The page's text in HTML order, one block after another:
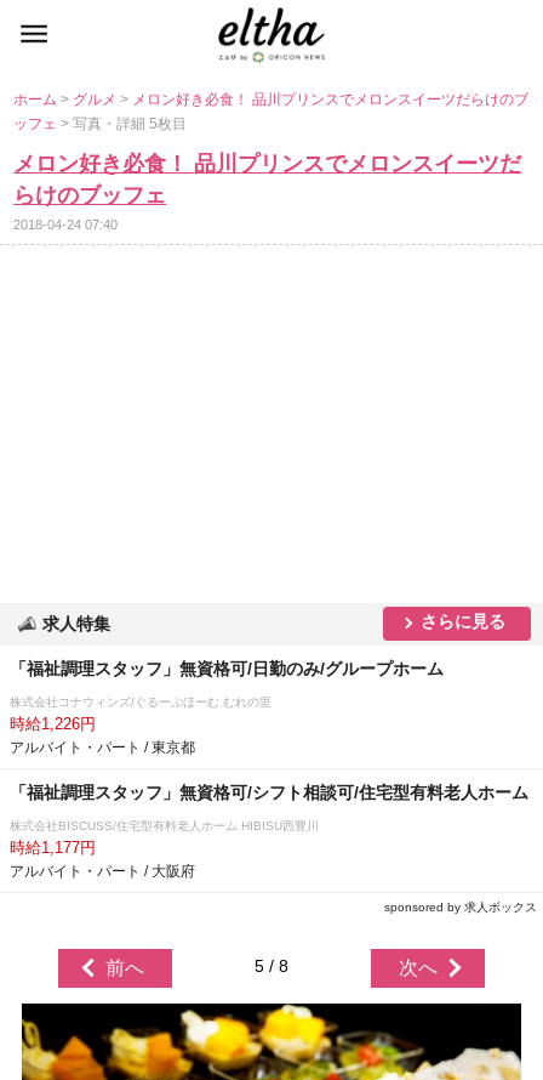
ホーム> グルメ> メロン好き必食！ 品川プリンスでメロンスイーツだらけのブ
ッフェ> 写真・詳細 5枚目
メロン好き必食！ 品川プリンスでメロンスイーツだ
らけのブッフェ
2018-04-24 07:40
求人特集 さらに見る
「福祉調理スタッフ」無資格可/日勤のみ/グループホーム
株式会社コナウィンズ/ぐるーぷほーむ むれの里
時給1,226円
アルバイト・パート / 東京都
「福祉調理スタッフ」無資格可/シフト相談可/住宅型有料老人ホーム
株式会社BISCUSS/住宅型有料老人ホーム HIBISU西豊川
時給1,177円
アルバイト・パート / 大阪府
sponsored by 求人ボックス
前へ 5 / 8 次へ